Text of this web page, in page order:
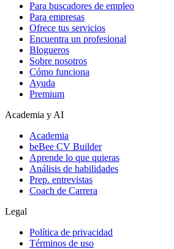
Para buscadores de empleo
Para empresas
Ofrece tus servicios
Encuentra un profesional
Blogueros
Sobre nosotros
Cómo funciona
Ayuda
Premium
Academia y AI
Academia
beBee CV Builder
Aprende lo que quieras
Análisis de habilidades
Prep. entrevistas
Coach de Carrera
Legal
Política de privacidad
Términos de uso